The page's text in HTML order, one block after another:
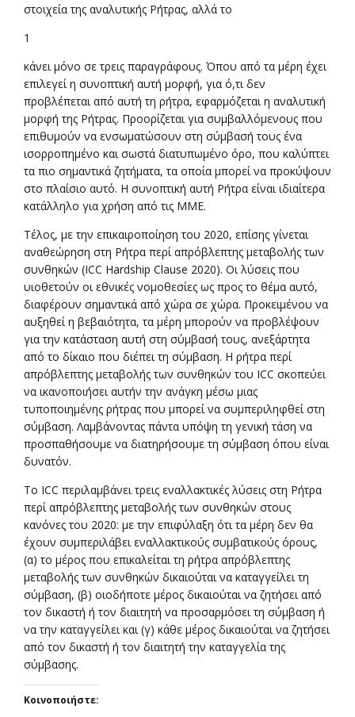
στοιχεία της αναλυτικής Ρήτρας, αλλά το
1
κάνει μόνο σε τρεις παραγράφους. Όπου από τα μέρη έχει
επιλεγεί η συνοπτική αυτή μορφή, για ό,τι δεν
προβλέπεται από αυτή τη ρήτρα, εφαρμόζεται η αναλυτική
μορφή της Ρήτρας. Προορίζεται για συμβαλλόμενους που
επιθυμούν να ενσωματώσουν στη σύμβασή τους ένα
ισορροπημένο και σωστά διατυπωμένο όρο, που καλύπτει
τα πιο σημαντικά ζητήματα, τα οποία μπορεί να προκύψουν
στο πλαίσιο αυτό. Η συνοπτική αυτή Ρήτρα είναι ιδιαίτερα
κατάλληλο για χρήση από τις ΜΜΕ.
Τέλος, με την επικαιροποίηση του 2020, επίσης γίνεται
αναθεώρηση στη Ρήτρα περί απρόβλεπτης μεταβολής των
συνθηκών (ICC Hardship Clause 2020). Οι λύσεις που
υιοθετούν οι εθνικές νομοθεσίες ως προς το θέμα αυτό,
διαφέρουν σημαντικά από χώρα σε χώρα. Προκειμένου να
αυξηθεί η βεβαιότητα, τα μέρη μπορούν να προβλέψουν
για την κατάσταση αυτή στη σύμβασή τους, ανεξάρτητα
από το δίκαιο που διέπει τη σύμβαση. Η ρήτρα περί
απρόβλεπτης μεταβολής των συνθηκών του ICC σκοπεύει
να ικανοποιήσει αυτήν την ανάγκη μέσω μιας
τυποποιημένης ρήτρας που μπορεί να συμπεριληφθεί στη
σύμβαση. Λαμβάνοντας πάντα υπόψη τη γενική τάση να
προσπαθήσουμε να διατηρήσουμε τη σύμβαση όπου είναι
δυνατόν.
Το ICC περιλαμβάνει τρεις εναλλακτικές λύσεις στη Ρήτρα
περί απρόβλεπτης μεταβολής των συνθηκών στους
κανόνες του 2020: με την επιφύλαξη ότι τα μέρη δεν θα
έχουν συμπεριλάβει εναλλακτικούς συμβατικούς όρους,
(α) το μέρος που επικαλείται τη ρήτρα απρόβλεπτης
μεταβολής των συνθηκών δικαιούται να καταγγείλει τη
σύμβαση, (β) οιοδήποτε μέρος δικαιούται να ζητήσει από
τον δικαστή ή τον διαιτητή να προσαρμόσει τη σύμβαση ή
να την καταγγείλει και (γ) κάθε μέρος δικαιούται να ζητήσει
από τον δικαστή ή τον διαιτητή την καταγγελία της
σύμβασης.
Κοινοποιήστε: